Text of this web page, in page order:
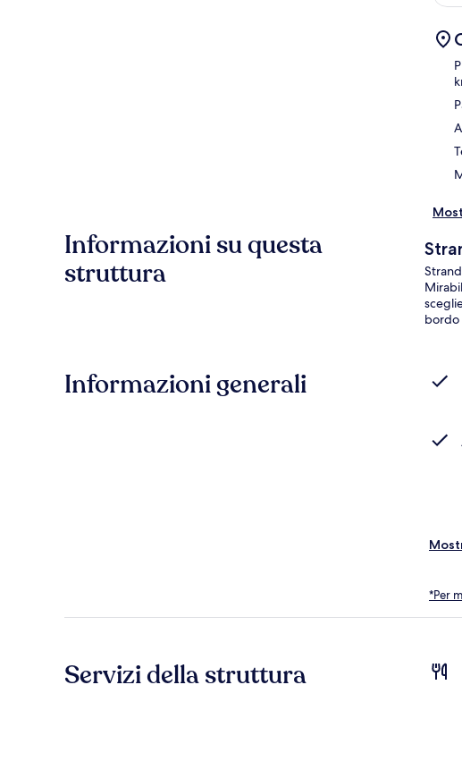
Informazioni su questa
struttura
bordo
Informazioni generali
*Per
Servizi della struttura